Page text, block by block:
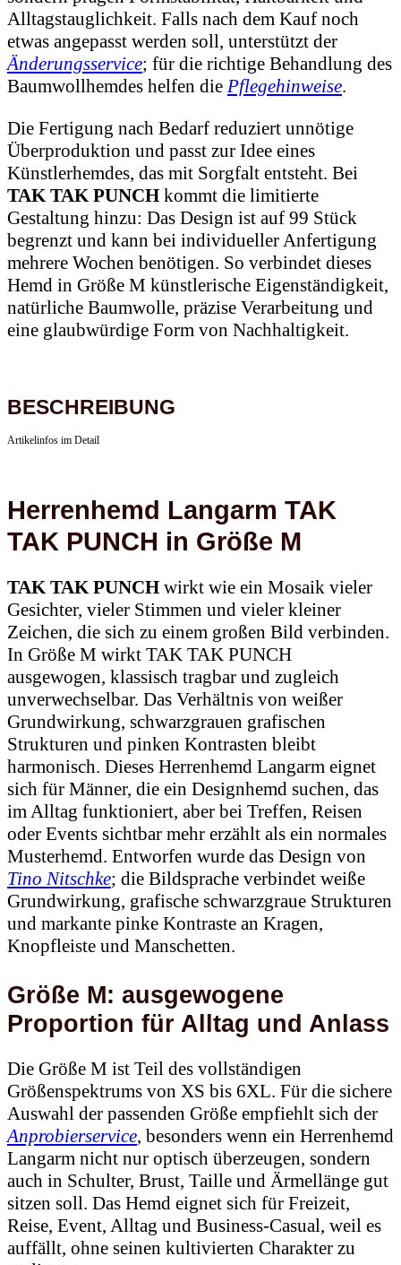
etwas angepasst werden soll, unterstützt der
Änderungsservice; für die richtige Behandlung des
Baumwollhemdes helfen diePflegehinweise.
Überproduktion und passt zur Idee eines
Künstlerhemdes, das mit Sorgfalt entsteht. Bei
TAK TAK PUNCHkommt die limitierte
Gestaltung hinzu: Das Design ist auf 99 Stück
begrenzt und kann bei individueller Anfertigung
mehrere Wochen benötigen. So verbindet dieses
Hemd in Größe M künstlerische Eigenständigkeit,
natürliche Baumwolle, präzise Verarbeitung und
eine glaubwürdige Form von Nachhaltigkeit.
Herrenhemd Langarm TAK
TAK PUNCH in Größe M
Gesichter, vieler Stimmen und vieler kleiner
Zeichen, die sich zu einem großen Bild verbinden.
In Größe M wirkt TAK TAK PUNCH
ausgewogen, klassisch tragbar und zugleich
unverwechselbar. Das Verhältnis von weißer
Grundwirkung, schwarzgrauen grafischen
Strukturen und pinken Kontrasten bleibt
harmonisch. Dieses Herrenhemd Langarm eignet
sich für Männer, die ein Designhemd suchen, das
im Alltag funktioniert, aber bei Treffen, Reisen
oder Events sichtbar mehr erzählt als ein normales
Musterhemd. Entworfen wurde das Design von
Tino Nitschke ; die Bildsprache verbindet weiße
Grundwirkung, grafische schwarzgraue Strukturen
und markante pinke Kontraste an Kragen,
Knopfleiste und Manschetten.
Größe M: ausgewogene
Proportion für Alltag und Anlass
Größenspektrums von XS bis 6XL. Für die sichere
Auswahl der passenden Größe empfiehlt sich der
Anprobierservice, besonders wenn ein Herrenhemd
Langarm nicht nur optisch überzeugen, sondern
auch in Schulter, Brust, Taille und Ärmellänge gut
sitzen soll. Das Hemd eignet sich für Freizeit,
Reise, Event, Alltag und Business-Casual, weil es
auffällt, ohne seinen kultivierten Charakter zu
verlieren.